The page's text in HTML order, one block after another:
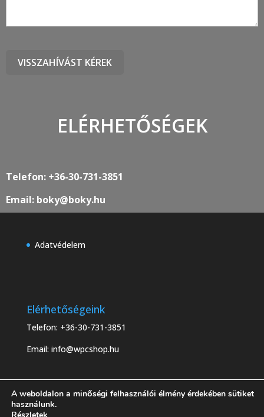
ELÉRHETŐSÉGEK
Telefon: +36-30-731-3851
Email: boky@boky.hu
Adatvédelem
Elérhetőségeink
Telefon: +36-30-731-3851
Email: info@wpcshop.hu
A weboldalon a minőségi felhasználói élmény érdekében sütiket
használunk.